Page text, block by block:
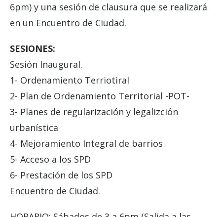
6pm) y una sesión de clausura que se realizará
en un Encuentro de Ciudad.
SESIONES:
Sesión Inaugural.
1- Ordenamiento Terriotiral
2- Plan de Ordenamiento Territorial -POT-
3- Planes de regularización y legalizción
urbanística
4- Mejoramiento Integral de barrios
5- Acceso a los SPD
6- Prestación de los SPD
Encuentro de Ciudad.